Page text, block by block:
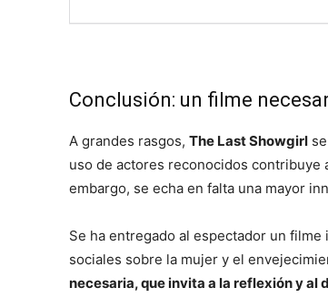
Conclusión: un filme
A grandes rasgos, The Last Showgirl
uso de actores reconocidos contribuye
embargo, se echa en falta una mayor
Se ha entregado al espectador un
sociales sobre la mujer y el
necesaria, que invita a la reflexión y al